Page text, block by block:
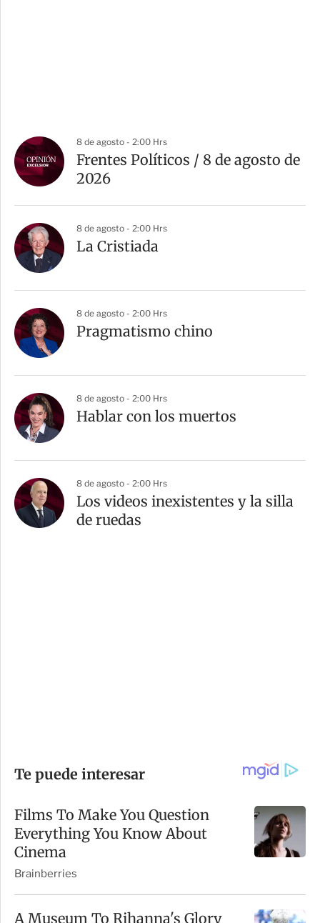
8 de agosto - 2:00 Hrs
Frentes Políticos / 8 de agosto de
2026
8 de agosto - 2:00 Hrs
La Cristiada
8 de agosto - 2:00 Hrs
Pragmatismo chino
8 de agosto - 2:00 Hrs
Hablar con los muertos
8 de agosto - 2:00 Hrs
Los videos inexistentes y la silla
de ruedas